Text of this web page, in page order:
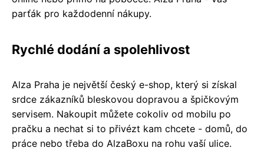
parťák pro každodenní nákupy.
Rychlé dodání a spolehlivost
Alza Praha je největší český e-shop, který si získal
srdce zákazníků bleskovou dopravou a špičkovým
servisem. Nakoupit můžete cokoliv od mobilu po
pračku a nechat si to přivézt kam chcete - domů, do
práce nebo třeba do AlzaBoxu na rohu vaší ulice.